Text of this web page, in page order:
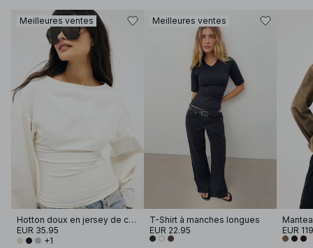
Meilleures ventes
Hotton doux en jersey de coton à manches larges
EUR 35.95
+1
Meilleures ventes
T-Shirt à manches longues
EUR 22.95
EUR